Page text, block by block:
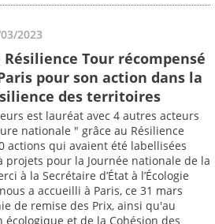
2023
Résilience Tour récompensé
pour son action dans la
des territoires
est lauréat avec 4 autres acteurs
nationale " grâce au Résilience
actions qui avaient été labellisées
projets pour la Journée nationale de la
à la Secrétaire d’État à l’Écologie
a accueilli à Paris, ce 31 mars
de remise des Prix, ainsi qu'au
et de la Cohésion des